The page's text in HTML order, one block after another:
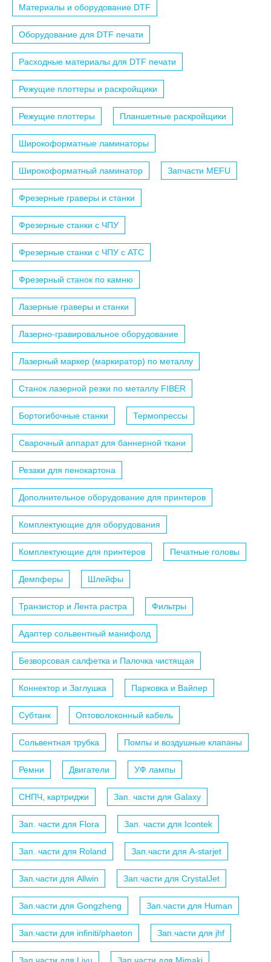
Материалы и оборудование DTF
Оборудование для DTF печати
Расходные материалы для DTF печати
Режущие плоттеры и раскройщики
Режущие плоттеры Планшетные раскройщики
Широкоформатные ламинаторы
Широкоформатный ламинатор Запчасти MEFU
Фрезерные граверы и станки
Фрезерные станки с ЧПУ
Фрезерные станки с ЧПУ c АТС
Фрезерный станок по камню
Лазерные граверы и станки
Лазерно-гравировальное оборудование
Лазерный маркер (маркиратор) по металлу
Станок лазерной резки по металлу FIBER
Бортогибочные станки Термопрессы
Сварочный аппарат для баннерной ткани
Резаки для пенокартона
Дополнительное оборудование для принтеров
Комплектующие для оборудования
Комплектующие для принтеров Печатные головы
Демпферы Шлейфы
Транзистор и Лента растра Фильтры
Адаптер сольвентный манифолд
Безворсовая салфетка и Палочка чистящая
Коннектор и Заглушка Парковка и Вайпер
Субтанк Оптоволоконный кабель
Сольвентная трубка Помпы и воздушные клапаны
Ремни Двигатели УФ лампы
СНПЧ, картриджи Зап. части для Galaxy
Зап. части для Flora Зап. части для Icontek
Зап. части для Roland Зап.части для A-starjet
Зап.части для Allwin Зап.части для CrystalJet
Зап.части для Gongzheng Зап.части для Human
Зап.части для infiniti/phaeton Зап.части для jhf